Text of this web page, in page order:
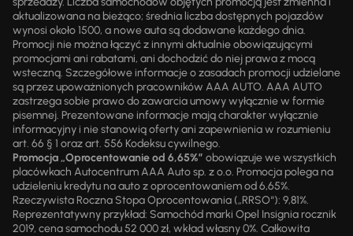
aktualizowana na bieżąco; średnia liczba dostępnych pojazdów
wynosi około 1500, a nowe auta są dodawane każdego dnia.
Promocji nie można łączyć z innymi aktualnie obowiązującymi
promocjami ani rabatami, ani dochodzić do niej prawa z mocą
wsteczną. Szczegółowe informacje o zasadach promocji udzielane
są przez upoważnionych pracowników AAA AUTO. AAA AUTO
zastrzega sobie prawo do zawarcia umowy wyłącznie w formie
pisemnej. Prezentowane informacje mają charakter wyłącznie
informacyjny i nie stanowią oferty ani zapewnienia w rozumieniu
art. 66 § 1 oraz art. 556 Kodeksu cywilnego.
Promocja „Oprocentowanie od 6,65%” obowiązuje we wszystkich
placówkach Autocentrum AAA Auto sp. z o.o. Promocja polega na
udzieleniu kredytu na auto z oprocentowaniem od 6,65%.
Rzeczywista Roczna Stopa Oprocentowania („RRSO“): 9,81%.
Reprezentatywny przykład: Samochód marki Opel Insignia rocznik
2019, cena samochodu 52 000 zł, wkład własny 0%. Całkowita